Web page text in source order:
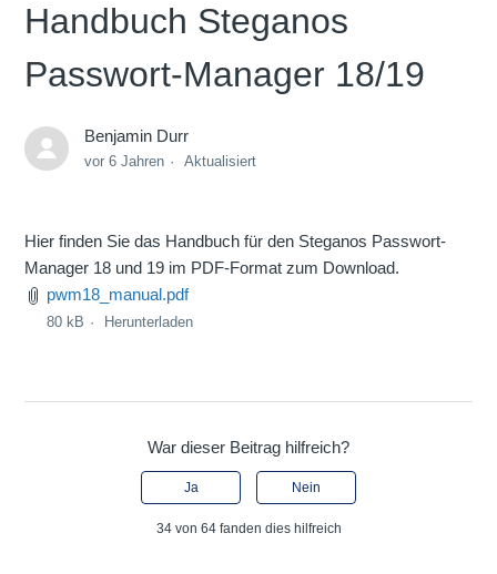
Handbuch Steganos
Passwort-Manager 18/19
Benjamin Durr
vor 6 Jahren Aktualisiert
Hier finden Sie das Handbuch für den Steganos Passwort-
Manager 18 und 19 im PDF-Format zum Download.
pwm18_manual.pdf
80 kB Herunterladen
War dieser Beitrag hilfreich?
Ja Nein
34 von 64 fanden dies hilfreich